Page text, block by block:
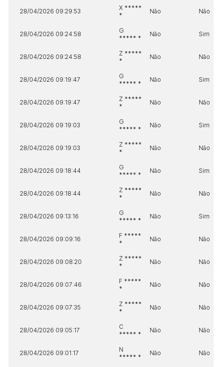
28/04/2026 09:29:53
X *****
*
Não Não
28/04/2026 09:24:58
G
***** *
Não Sim
28/04/2026 09:24:58
Z *****
*
Não Não
28/04/2026 09:19:47
G
***** *
Não Sim
28/04/2026 09:19:47
Z *****
*
Não Não
28/04/2026 09:19:03
G
***** *
Não Sim
28/04/2026 09:19:03
Z *****
*
Não Não
28/04/2026 09:18:44
G
***** *
Não Sim
28/04/2026 09:18:44
Z *****
*
Não Não
28/04/2026 09:13:16
G
***** *
Não Sim
28/04/2026 09:09:16
F *****
*
Não Não
28/04/2026 09:08:20
Z *****
*
Não Não
28/04/2026 09:07:46
F *****
*
Não Não
28/04/2026 09:07:35
Z *****
*
Não Não
28/04/2026 09:05:17
C
***** *
Não Não
28/04/2026 09:01:17
N
***** *
Não Não
14/04/2025 18:43:11 TIAGOFELIPE
Habilite-se para efetuar lances ou